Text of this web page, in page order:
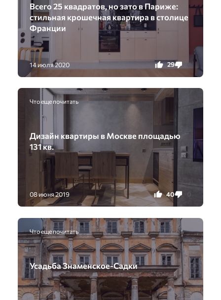
Всего 25 квадратов, но зато в Париже:
стильная крошечная квартира в столице
Франции
14 июля 2020 29 0
Что еще почитать
Дизайн квартиры в Москве площадью
131 кв.
08 июня 2019 40 0
Что еще почитать
Усадьба Знаменское-Садки